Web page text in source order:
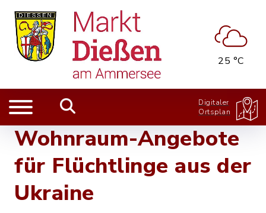
25 °C
Digitaler
Ortsplan
Wohnraum-Angebote
für Flüchtlinge aus der
Ukraine